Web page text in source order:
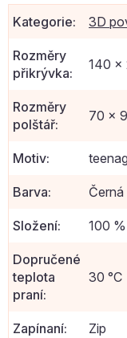
Kategorie: 3D
Rozměry
přikrývka:
140 x
Rozměry
polštář:
70 x
Motiv:
Barva: Černá
Složení: 100
Dopručené
teplota
praní:
30 °C
Zapínaní: Zip